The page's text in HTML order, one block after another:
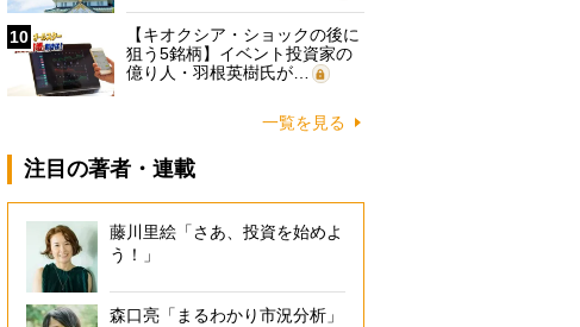
10
【キオクシア・ショックの後に
狙う5銘柄】イベント投資家の
億り人・羽根英樹氏が…
一覧を見る
注目の著者・連載
藤川里絵「さあ、投資を始めよ
う！」
森口亮「まるわかり市況分析」